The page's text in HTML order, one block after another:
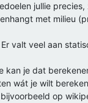
jullie
met milieu
valt veel aan
je dat
wát je wilt
op